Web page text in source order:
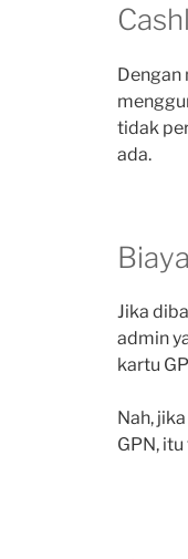
Dengan
tidak
ada.
Jika
admin
kartu
Nah,
GPN,